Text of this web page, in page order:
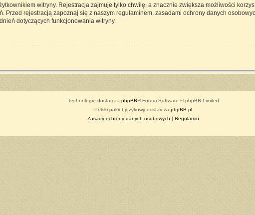
witryny. Rejestracja zajmuje tylko chwilę, a znacznie zwiększa możliwości
Przed rejestracją zapoznaj się z naszym regulaminem, zasadami ochrony danych
dotyczących funkcjonowania witryny.
Technologię dostarcza phpBB® Forum Software © phpBB Limited
Polski pakiet językowy dostarcza phpBB.pl
Zasady ochrony danych osobowych | Regulamin